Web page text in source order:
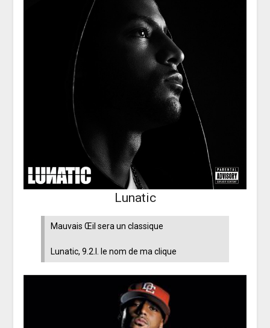
Lunatic
Mauvais Œil sera un classique
Lunatic, 9.2.I. le nom de ma clique